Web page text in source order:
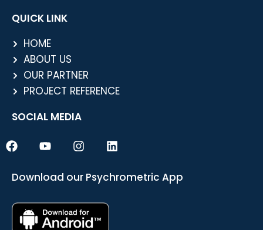
QUICK LINK
HOME
ABOUT US
OUR PARTNER
PROJECT REFERENCE
SOCIAL MEDIA
F
a
e
o
Y
o
t
e
I
n
t
r
a
L
i
k
Download our Psychrometric App